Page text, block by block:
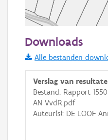
Informatie Vlaanderen
i
+
Downloads
Alle bestanden
Verslag van
Bestand: Rapport
AN VvdR.pdf
Auteur(s): DE LOOF